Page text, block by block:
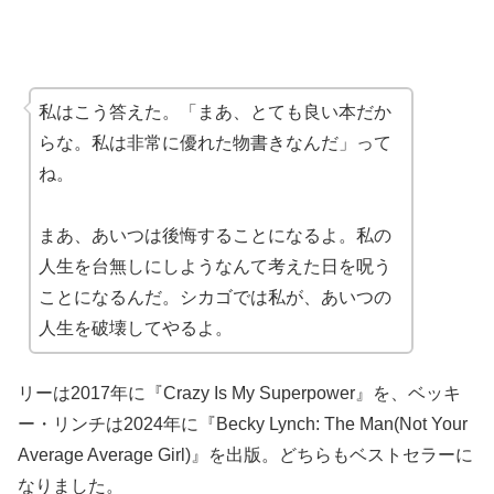
私はこう答えた。「まあ、とても良い本だか
らな。私は非常に優れた物書きなんだ」って
ね。
まあ、あいつは後悔することになるよ。私の
人生を台無しにしようなんて考えた日を呪う
ことになるんだ。シカゴでは私が、あいつの
人生を破壊してやるよ。
リーは2017年に『Crazy Is My Superpower』を、ベッキ
ー・リンチは2024年に『Becky Lynch: The Man(Not Your
Average Average Girl)』を出版。どちらもベストセラーに
なりました。